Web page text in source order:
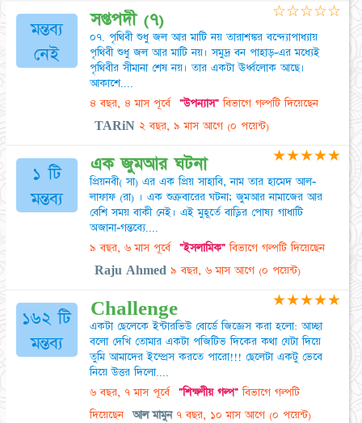
মন্তব্য
নেই
সপ্তপদী (৭)
০৭. পৃথিবী শুধু জল আর মাটি নয় তারাশঙ্কর বন্দ্যোপাধ্যায়
পৃথিবী শুধু জল আর মাটি নয়। সমুদ্র বন পাহাড়-এর মধ্যেই
পৃথিবীর সীমানা শেষ নয়। তার একটা ঊর্ধ্বলোক আছে।
আকাশে....
৪ বছর, ৪ মাস পূর্বে "উপন্যাস"বিভাগে গল্পটি দিয়েছেন
TARiN ২ বছর, ৯ মাস আগে (০ পয়েন্ট)
☆☆☆☆☆
১ টি
মন্তব্য
এক জুমআর ঘটনা
প্রিয়নবী( সা) এর এক প্রিয় সাহাবি, নাম তার হামেদ আল-
লাফাফ (রা) । এক শুক্রবারের ঘটনা; জুমআর নামাজের আর
বেশি সময় বাকী নেই। এই মুহূর্তে বাড়ির পোষ্য গাধাটি
অজানা-গন্তব্যে....
৯ বছর, ৬ মাস পূর্বে "ইসলামিক"বিভাগে গল্পটি দিয়েছেন
Raju Ahmed ৯ বছর, ৬ মাস আগে (০ পয়েন্ট)
★★★★★
১৬২ টি
মন্তব্য
Challenge
একটা ছেলেকে ইন্টারভিউ বোর্ডে জিজ্ঞেস করা হলো: আচ্ছা
বলো দেখি তোমার একটা পজিটিভ দিকের কথা যেটা দিয়ে
তুমি আমাদের ইম্প্রেস করতে পারো!!! ছেলেটা একটু ভেবে
নিয়ে উত্তর দিলো....
৬ বছর, ৭ মাস পূর্বে "শিক্ষণীয় গল্প"বিভাগে গল্পটি
দিয়েছেন
আল মামুন ৭ বছর, ১০ মাস আগে (০ পয়েন্ট)
★★★★★